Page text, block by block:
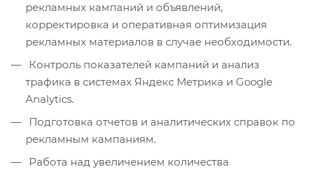
рекламных кампаний и объявлений,
корректировка и оперативная оптимизация
рекламных материалов в случае необходимости.
Контроль показателей кампаний и анализ
трафика в системах Яндекс Метрика и Google
Analytics.
Подготовка отчетов и аналитических справок по
рекламным кампаниям.
Работа над увеличением количества